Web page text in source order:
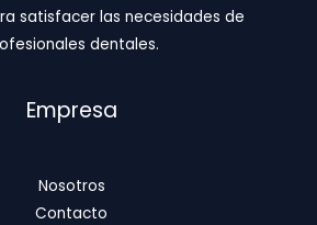
satisfacer las necesidades de
dentales.
Empresa
Nosotros
Contacto